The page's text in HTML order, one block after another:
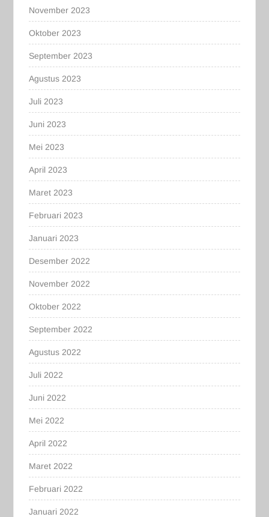
November 2023
Oktober 2023
September 2023
Agustus 2023
Juli 2023
Juni 2023
Mei 2023
April 2023
Maret 2023
Februari 2023
Januari 2023
Desember 2022
November 2022
Oktober 2022
September 2022
Agustus 2022
Juli 2022
Juni 2022
Mei 2022
April 2022
Maret 2022
Februari 2022
Januari 2022